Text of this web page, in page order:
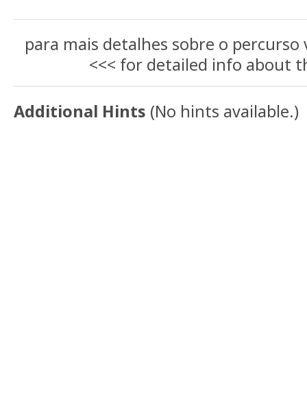
para mais detalhes sobre o percurso
<<< for detailed info about
Additional Hints (No hints available.)